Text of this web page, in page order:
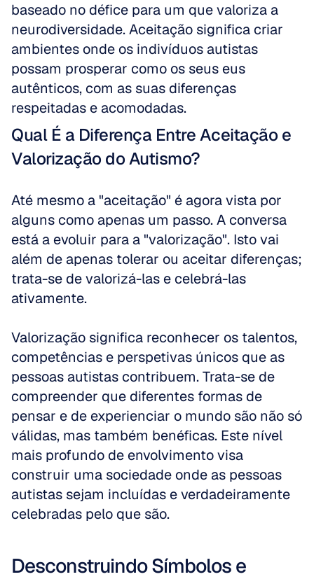
baseado no défice para um que valoriza a
neurodiversidade. Aceitação significa criar
ambientes onde os indivíduos autistas
possam prosperar como os seus eus
autênticos, com as suas diferenças
respeitadas e acomodadas.
Qual É a Diferença Entre Aceitação e
Valorização do Autismo?
Até mesmo a "aceitação" é agora vista por
alguns como apenas um passo. A conversa
está a evoluir para a "valorização". Isto vai
além de apenas tolerar ou aceitar diferenças;
trata-se de valorizá-las e celebrá-las
ativamente.
Valorização significa reconhecer os talentos,
competências e perspetivas únicos que as
pessoas autistas contribuem. Trata-se de
compreender que diferentes formas de
pensar e de experienciar o mundo são não só
válidas, mas também benéficas. Este nível
mais profundo de envolvimento visa
construir uma sociedade onde as pessoas
autistas sejam incluídas e verdadeiramente
celebradas pelo que são.
Desconstruindo Símbolos e